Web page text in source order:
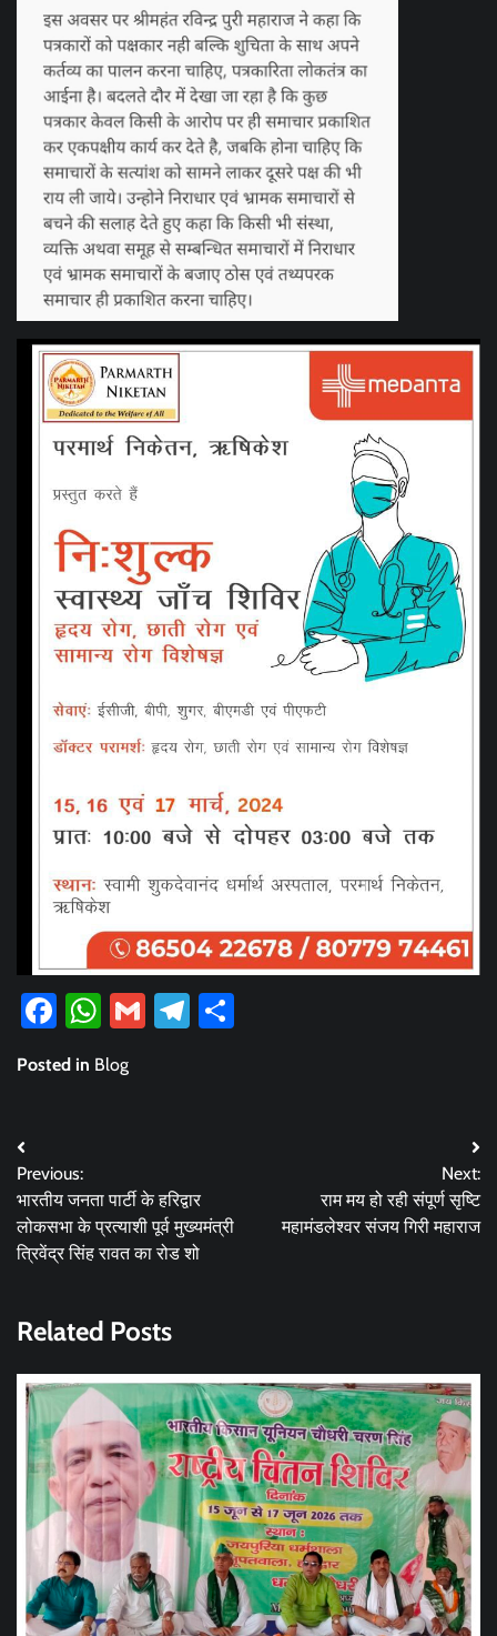
Facebook
WhatsApp
GmailTelegram
Posted in Blog
Post
navigation
Previous:
भारतीय जनता पार्टी के हरिद्वार
लोकसभा के प्रत्याशी पूर्व मुख्यमंत्री
त्रिवेंद्र सिंह रावत का रोड शो
Next:
राम मय हो रही संपूर्ण सृष्टि
महामंडलेश्वर संजय गिरी महाराज
Related Posts